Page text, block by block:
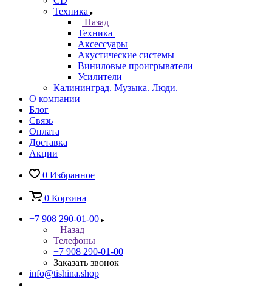
Техника
Назад
Техника
Аксессуары
Акустические системы
Виниловые проигрыватели
Усилители
Калининград. Музыка. Люди.
О компании
Блог
Связь
Оплата
Доставка
Акции
0 Избранное
0 Корзина
+7 908 290-01-00
Назад
Телефоны
+7 908 290-01-00
Заказать звонок
info@tishina.shop